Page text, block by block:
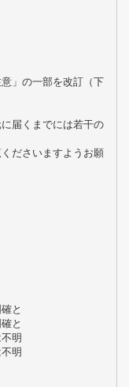
」の一部を改訂（下
届くまでには若干の
ださいますようお願
と
と
明
明